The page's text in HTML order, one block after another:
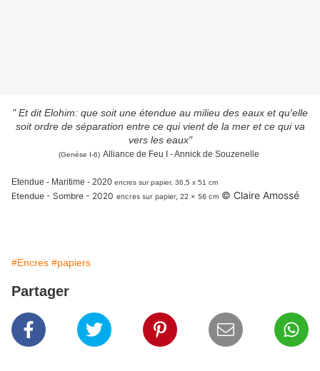
" Et dit Elohim: que soit une étendue au milieu des eaux et qu'elle
soit ordre de séparation entre ce qui vient de la mer et ce qui va
vers les eaux"
(Genèse I-6) Alliance de Feu I - Annick de Souzenelle
Etendue - Maritime - 2020 encres sur papier, 36,5 x 51 cm
Etendue - Sombre - 2020 encres sur papier, 22 x 56 cm © Claire Amossé
#Encres #papiers
Partager